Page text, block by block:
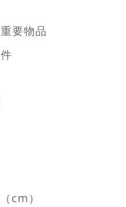
要物品
cm）